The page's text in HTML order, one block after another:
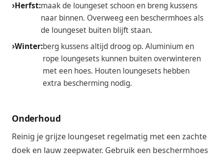
Herfst:maak de loungeset schoon en breng kussens
naar binnen. Overweeg een beschermhoes als
de loungeset buiten blijft staan.
Winter:berg kussens altijd droog op. Aluminium en
rope loungesets kunnen buiten overwinteren
met een hoes. Houten loungesets hebben
extra bescherming nodig.
Onderhoud
Reinig je grijze loungeset regelmatig met een zachte
doek en lauw zeepwater. Gebruik een beschermhoes